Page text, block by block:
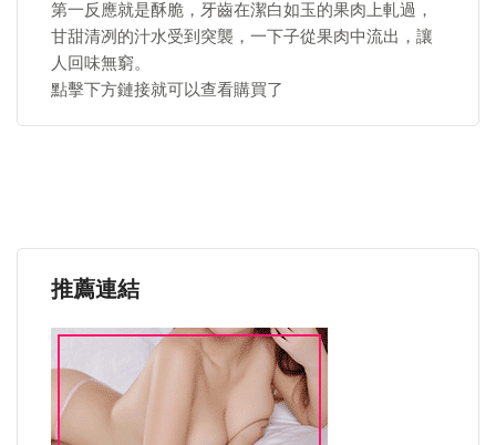
第一反應就是酥脆，牙齒在潔白如玉的果肉上軋過，
甘甜清冽的汁水受到突襲，一下子從果肉中流出，讓
人回味無窮。
點擊下方鏈接就可以查看購買了
推薦連結